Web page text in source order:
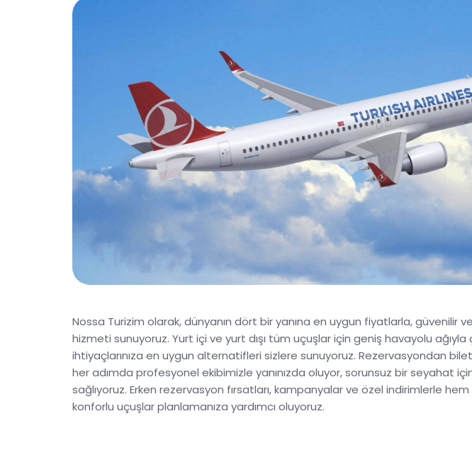
Nossa Turizim olarak, dünyanın dört bir yanına en uygun fiyatlarla, güvenilir ve
hizmeti sunuyoruz. Yurt içi ve yurt dışı tüm uçuşlar için geniş havayolu ağıyla
ihtiyaçlarınıza en uygun alternatifleri sizlere sunuyoruz. Rezervasyondan
her adımda profesyonel ekibimizle yanınızda oluyor, sorunsuz bir seyahat
sağlıyoruz. Erken rezervasyon fırsatları, kampanyalar ve özel indirimlerle
konforlu uçuşlar planlamanıza yardımcı oluyoruz.